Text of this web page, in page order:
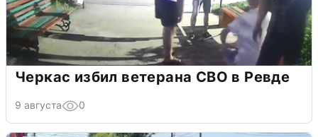
Черкас избил ветерана СВО в Ревде
9 августа 0